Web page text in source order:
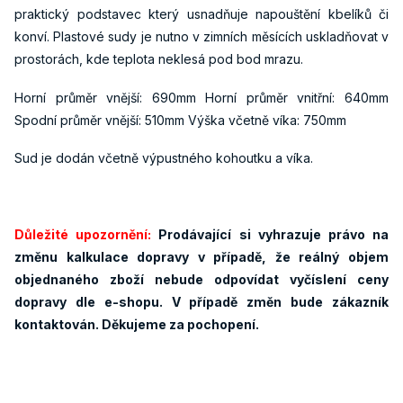
praktický podstavec který usnadňuje napouštění kbelíků či
konví. Plastové sudy je nutno v zimních měsících uskladňovat v
prostorách, kde teplota neklesá pod bod mrazu.
Horní průměr vnější: 690mm Horní průměr vnitřní: 640mm
Spodní průměr vnější: 510mm Výška včetně víka: 750mm
Sud je dodán včetně výpustného kohoutku a víka.
Důležité upozornění: Prodávající si vyhrazuje právo na
změnu kalkulace dopravy v případě, že reálný objem
objednaného zboží nebude odpovídat vyčíslení ceny
dopravy dle e-shopu. V případě změn bude zákazník
kontaktován. Děkujeme za pochopení.